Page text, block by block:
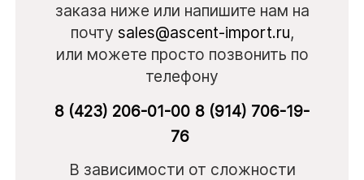
заказа ниже или напишите нам на
почту sales@ascent-import.ru,
или можете просто позвонить по
телефону
8 (423) 206-01-00 8 (914) 706-19-
76
В зависимости от сложности